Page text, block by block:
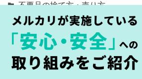
不要品の捨て方・売り方
ECサイトの基礎